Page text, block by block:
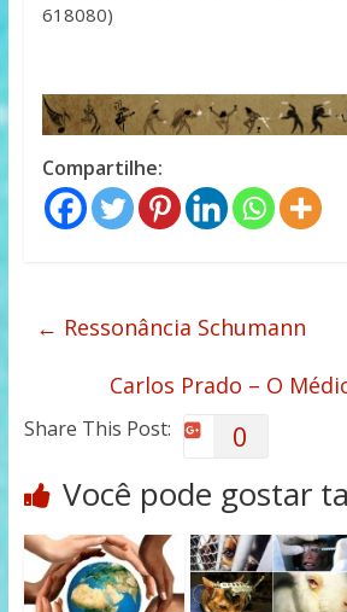
618080)
Compartilhe:
← Ressonância Schumann
Carlos Prado – O
Share This Post: 0
Você pode gostar